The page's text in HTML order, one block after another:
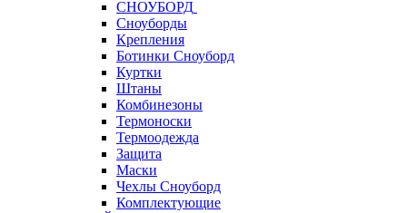
СНОУБОРД
Сноуборды
Крепления
Ботинки Сноуборд
Куртки
Штаны
Комбинезоны
Термоноски
Термоодежда
Защита
Маски
Чехлы Сноуборд
Комплектующие